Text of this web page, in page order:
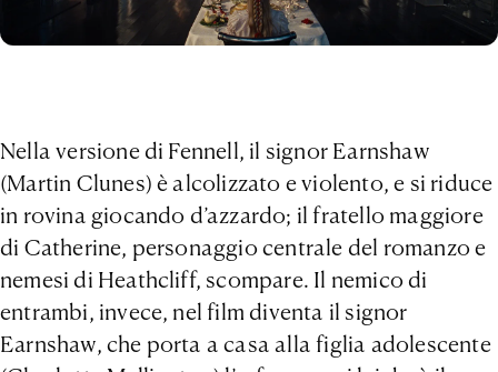
Nella versione di Fennell, il signor Earnshaw
(Martin Clunes) è alcolizzato e violento, e si riduce
in rovina giocando d’azzardo; il fratello maggiore
di Catherine, personaggio centrale del romanzo e
nemesi di Heathcliff, scompare. Il nemico di
entrambi, invece, nel film diventa il signor
Earnshaw, che porta a casa alla figlia adolescente